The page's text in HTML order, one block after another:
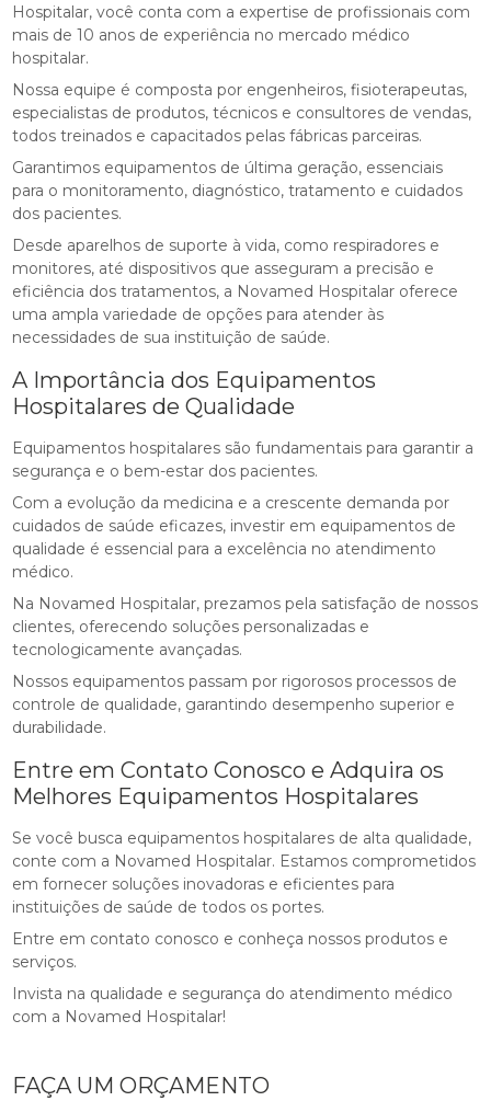
Hospitalar, você conta com a expertise de profissionais com
mais de 10 anos de experiência no mercado médico
hospitalar.
Nossa equipe é composta por engenheiros, fisioterapeutas,
especialistas de produtos, técnicos e consultores de vendas,
todos treinados e capacitados pelas fábricas parceiras.
Garantimos equipamentos de última geração, essenciais
para o monitoramento, diagnóstico, tratamento e cuidados
dos pacientes.
Desde aparelhos de suporte à vida, como respiradores e
monitores, até dispositivos que asseguram a precisão e
eficiência dos tratamentos, a Novamed Hospitalar oferece
uma ampla variedade de opções para atender às
necessidades de sua instituição de saúde.
A Importância dos Equipamentos
Hospitalares de Qualidade
Equipamentos hospitalares são fundamentais para garantir a
segurança e o bem-estar dos pacientes.
Com a evolução da medicina e a crescente demanda por
cuidados de saúde eficazes, investir em equipamentos de
qualidade é essencial para a excelência no atendimento
médico.
Na Novamed Hospitalar, prezamos pela satisfação de nossos
clientes, oferecendo soluções personalizadas e
tecnologicamente avançadas.
Nossos equipamentos passam por rigorosos processos de
controle de qualidade, garantindo desempenho superior e
durabilidade.
Entre em Contato Conosco e Adquira os
Melhores Equipamentos Hospitalares
Se você busca equipamentos hospitalares de alta qualidade,
conte com a Novamed Hospitalar. Estamos comprometidos
em fornecer soluções inovadoras e eficientes para
instituições de saúde de todos os portes.
Entre em contato conosco e conheça nossos produtos e
serviços.
Invista na qualidade e segurança do atendimento médico
com a Novamed Hospitalar!
FAÇA UM ORÇAMENTO